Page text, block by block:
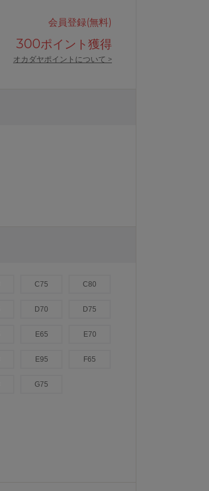
会員登録(無料)
300ポイント獲得
オカダヤポイントについて >
C75 C80
D70 D75
E65 E70
E95 F65
G75